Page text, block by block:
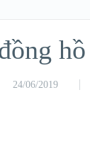
24/06/2019